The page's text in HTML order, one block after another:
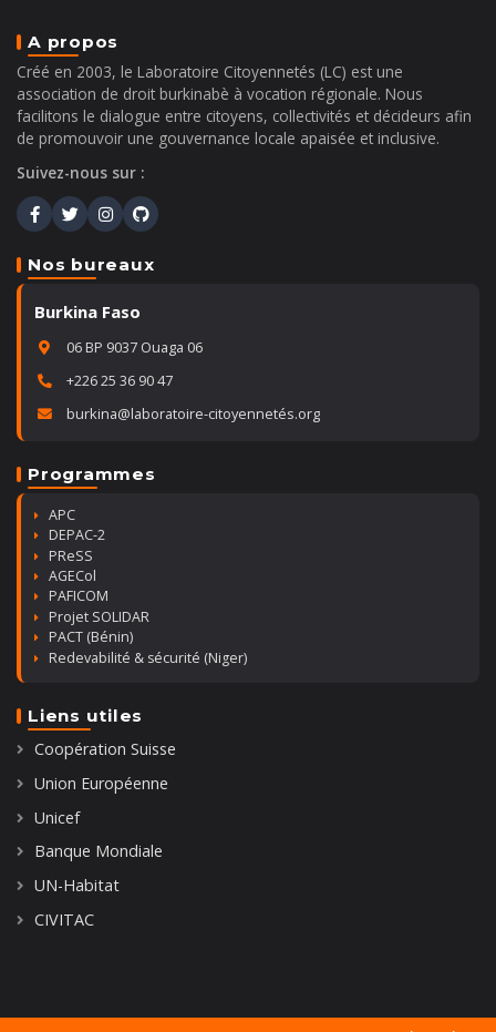
A propos
Créé en 2003, le Laboratoire Citoyennetés (LC) est une
association de droit burkinabè à vocation régionale. Nous
facilitons le dialogue entre citoyens, collectivités et décideurs afin
de promouvoir une gouvernance locale apaisée et inclusive.
Suivez-nous sur :
Nos bureaux
Burkina Faso
06 BP 9037 Ouaga 06
+226 25 36 90 47
burkina@laboratoire-citoyennetés.org
Programmes
APC
DEPAC-2
PReSS
AGECol
PAFICOM
Projet SOLIDAR
PACT (Bénin)
Redevabilité & sécurité (Niger)
Liens utiles
Coopération Suisse
Union Européenne
Unicef
Banque Mondiale
UN-Habitat
CIVITAC